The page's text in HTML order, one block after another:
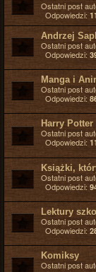
Ostatni post
Odpowiedzi:
Andrzej
Ostatni post
Odpowiedzi:
Manga i
Ostatni post
Odpowiedzi:
Harry Potter
Ostatni post
Odpowiedzi:
Książki,
Ostatni post
Odpowiedzi:
Lektury
Ostatni post
Odpowiedzi:
Komiksy
Ostatni post